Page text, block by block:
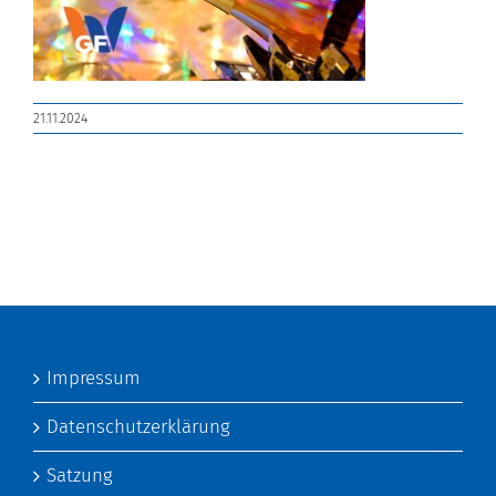
21.11.2024
Impressum
Datenschutzerklärung
Satzung